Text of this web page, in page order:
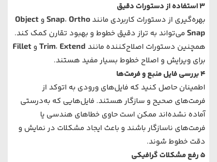
3استفاده از دستورات دقیق
بهره‌گیری از دستورات کاربردی مانند
Snap، Ortho و Object
Snap می‌تواند به تراز دقیق خطوط و بهبود تقارن کمک کند.
همچنین دستورات اصلاح‌کننده مانند
Trim، Extend و Fillet
برای ویرایش و اصلاح خطوط بسیار مفید هستند​.
4بررسی فایل منبع و فرمت‌ها
اطمینان حاصل کنید که فایل‌های ورودی به اتوکد از
فرمت‌های صحیح و سازگار هستند. فایل‌هایی که به‌درستی
آماده نشده‌اند ممکن است حاوی خطاهای هندسی یا
فرمت‌های ناسازگار باشند و باعث ایجاد مشکلات در نمایش و
دقت خطوط شوند​.
5رفع مشکلات گرافیکی